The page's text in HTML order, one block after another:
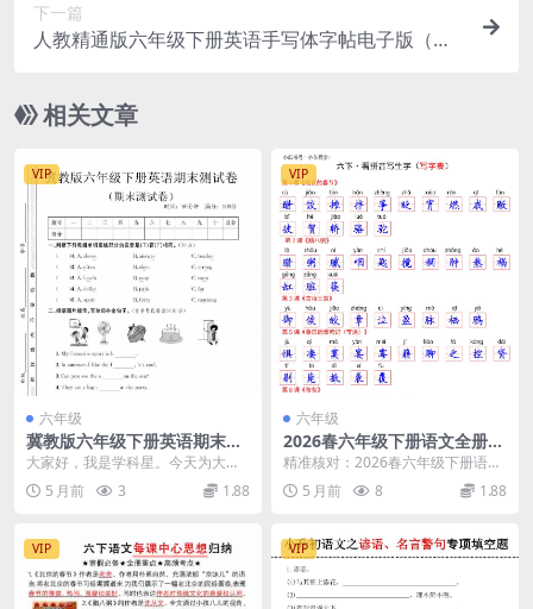
下一篇
人教精通版六年级下册英语手写体字帖电子版（同
相关文章
VIP
六年级
冀教版六年级下册英语期末测
试卷：全册考点覆盖与提分突
破练习
大家好，我是学科星。今天为大家
整理的是冀教版六年级下册英语期
末测试卷电子档资料。...
5 月前 3 1.88
VIP
六年级
2026春六年级下册语文全册写
字表看拼音写生字专项练习配
套答案参考
精准核对：2026春六年级下册语文
写字表看拼音写生字答案解析 大家
好，我是学科星...
5 月前 8 1.88
VIP VIP